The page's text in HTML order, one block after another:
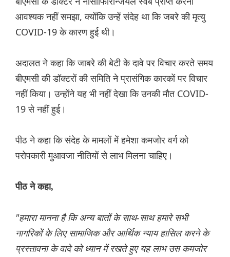
आवश्यक नहीं समझा, क्योंकि उन्हें संदेह था कि जबरे की मृत्यु
COVID-19 के कारण हुई थी।
अदालत ने कहा कि जाबरे की बेटी के दावे पर विचार करते समय
बीएमसी की डॉक्टरों की समिति ने प्रासंगिक कारकों पर विचार
नहीं किया। उन्होंने यह भी नहीं देखा कि उनकी मौत COVID-
19 से नहीं हुई।
पीठ ने कहा कि संदेह के मामलों में हमेशा कमजोर वर्ग को
परोपकारी मुआवजा नीतियों से लाभ मिलना चाहिए।
पीठ ने कहा,
"हमारा मानना ​​है कि अन्य बातों के साथ-साथ हमारे सभी
नागरिकों के लिए सामाजिक और आर्थिक न्याय हासिल करने के
प्रस्तावना के वादे को ध्यान में रखते हुए यह लाभ उस कमजोर